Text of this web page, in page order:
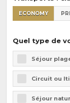
ECONOMY
Quel type de
Séjour
Circuit ou
Séjour